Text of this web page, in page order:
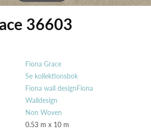
36603
Fiona Grace
Se kollektionsbok
Fiona wall designFiona
Walldesign
Non Woven
0.53 m x 10 m